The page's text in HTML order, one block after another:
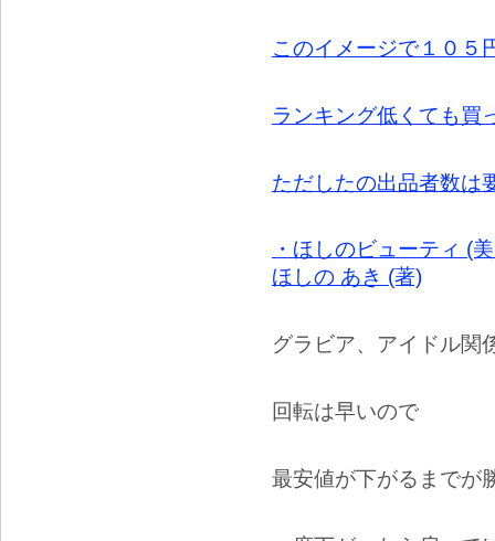
このイメージで１０５
ランキング低くても買
ただしたの出品者数は
・ほしのビューティ (
ほしの あき (著)
グラビア、アイドル関
回転は早いので
最安値が下がるまでが